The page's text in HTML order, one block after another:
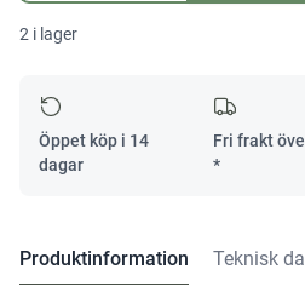
SB
2 i lager
Öppet köp i 14
dagar
Fri frakt
*
Produktinformation Teknisk